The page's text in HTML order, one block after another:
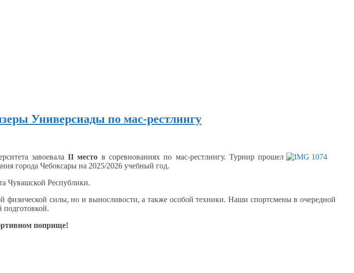
Универсиады по мас-рестлингу
завоевалаII место в соревнованияхпо мас-рестлингу. Турнир прошел
города Чебоксары на 2025/2026 учебный год.
Чувашской Республики.
физической силы, но и выносливости, а такжеособой техники. Наши спортсмены в очередной
подготовкой.
поприще!